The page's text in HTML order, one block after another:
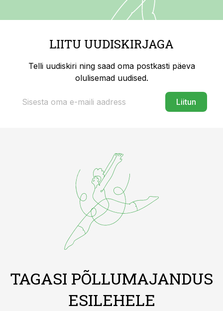
LIITU UUDISKIRJAGA
Telli uudiskiri ning saad oma postkasti päeva
olulisemad uudised.
Liitun
TAGASI PÕLLUMAJANDUS
ESILEHELE